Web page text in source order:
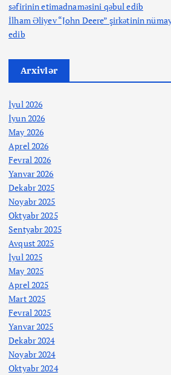
səfirinin etimadnaməsini qəbul edib
İlham Əliyev “John Deere” şirkətinin
edib
Arxivlər
İyul 2026
İyun 2026
May 2026
Aprel 2026
Fevral 2026
Yanvar 2026
Dekabr 2025
Noyabr 2025
Oktyabr 2025
Sentyabr 2025
Avqust 2025
İyul 2025
May 2025
Aprel 2025
Mart 2025
Fevral 2025
Yanvar 2025
Dekabr 2024
Noyabr 2024
Oktyabr 2024